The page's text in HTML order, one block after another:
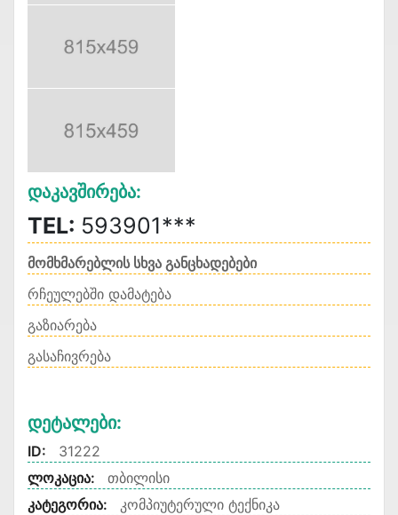
Დაკავშირება:
TEL: 593901***
მომხმარებლის სხვა განცხადებები
რჩეულებში დამატება
გაზიარება
გასაჩივრება
Დეტალები:
ID:
31222
ლოკაცია:
თბილისი
კატეგორია:
კომპიუტერული ტექნიკა